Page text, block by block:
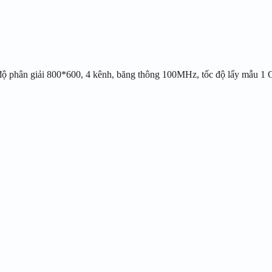
phân giải 800*600, 4 kênh, băng thông 100MHz, tốc độ lấy mẫu